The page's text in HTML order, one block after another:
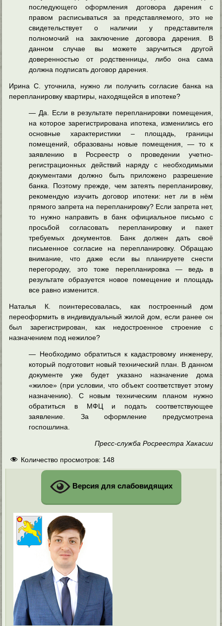
последующего оформления договора дарения с
правом расписываться за представляемого, это не
свидетельствует о наличии у представителя
полномочий на заключение договора дарения. В
данном случае вы можете заручиться другой
доверенностью от родственницы, либо она сама
должна подписать договор дарения.
Ирина С. уточнила, нужно ли получить согласие банка на
перепланировку квартиры, находящейся в ипотеке?
— Да. Если в результате перепланировки помещения,
на которое зарегистрирована ипотека, изменились его
основные характеристики – площадь, границы
помещений, образованы новые помещения, — то к
заявлению в Росреестр о проведении учетно-
регистрационных действий наряду с необходимыми
документами должно быть приложено разрешение
банка. Поэтому прежде, чем затеять перепланировку,
рекомендую изучить договор ипотеки: нет ли в нём
прямого запрета на перепланировку? Если запрета нет,
то нужно направить в банк официальное письмо с
просьбой согласовать перепланировку и пакет
требуемых документов. Банк должен дать своё
письменное согласие на перепланировку. Обращаю
внимание, что даже если вы планируете снести
перегородку, это тоже перепланировка — ведь в
результате образуется новое помещение и площадь
все равно изменится.
Наталья К. поинтересовалась, как построенный дом
переоформить в индивидуальный жилой дом, если ранее он
был зарегистрирован, как недостроенное строение с
назначением под нежилое?
— Необходимо обратиться к кадастровому инженеру,
который подготовит новый технический план. В данном
документе уже будет указано назначение дома
«жилое» (при условии, что объект соответствует этому
назначению). С новым техническим планом нужно
обратиться в МФЦ и подать соответствующее
заявление. За оформление предусмотрена
госпошлина.
Пресс-служба Росреестра Хакасии
Количество просмотров: 148
Версия для слабовидящих